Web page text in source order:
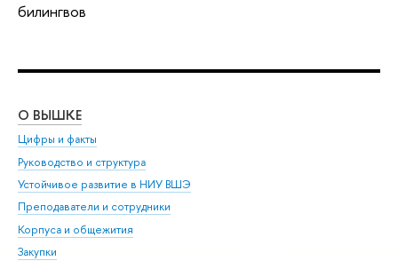
билингвов
О ВЫШКЕ
Цифры и факты
Руководство и структура
Устойчивое развитие в НИУ ВШЭ
Преподаватели и сотрудники
Корпуса и общежития
Закупки